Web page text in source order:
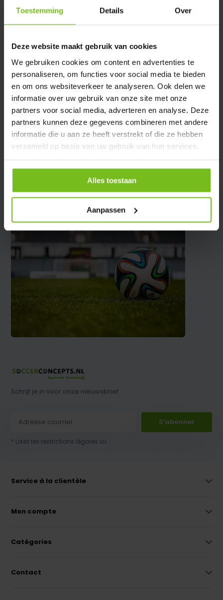
Toestemming Details Over
Deze website maakt gebruik van cookies
We gebruiken cookies om content en advertenties te
personaliseren, om functies voor social media te bieden
en om ons websiteverkeer te analyseren. Ook delen we
informatie over uw gebruik van onze site met onze
partners voor social media, adverteren en analyse. Deze
partners kunnen deze gegevens combineren met andere
informatie die u aan ze heeft verstrekt of die ze hebben
verzameld op basis van uw gebruik van hun services.
Alles toestaan
Aanpassen
Heeft u een vraag over dit product ?
Verstuur email
Description du produit
Spécifications
Évaluations
Partager
Schrijf je in voor onze nieuwsbrief
S'abonner
* Lisez les restrictions légales ici
Service à la clientèle
Mon compte
Catégories
Contact